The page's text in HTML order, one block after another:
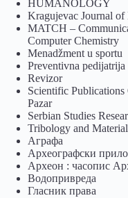
HUMANOLOGY
Kragujevac Journal of
MATCH –
Computer Chemistry
Menadžment u sportu
Preventivna pedijatrija
Revizor
Scientific
Pazar
Serbian Studies
Tribology and
Аграфа
Археографски
Археон : часопис
Водопривреда
Гласник права